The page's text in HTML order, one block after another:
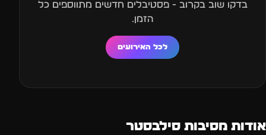
בדקו שוב בקרוב - פסטיבלים חדשים מתווספים כל
הזמן.
לכל האירועים
אודות מסיבות סילבסטר